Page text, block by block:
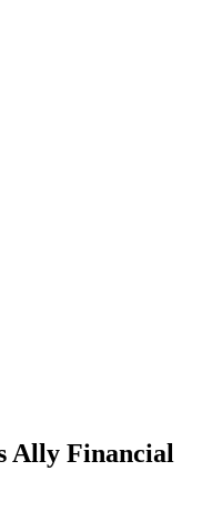
Ally Financial